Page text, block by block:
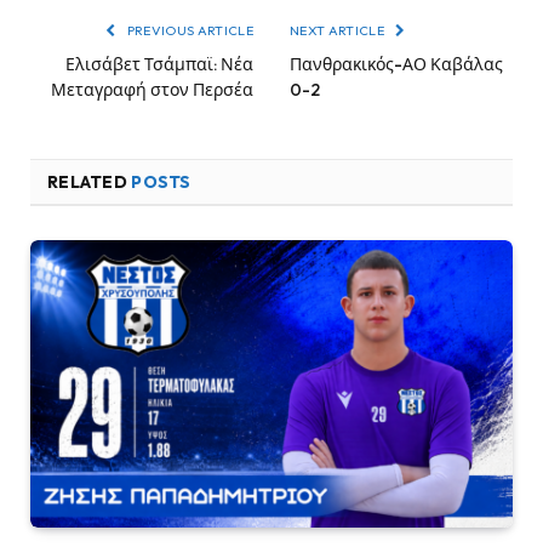
PREVIOUS ARTICLE
Ελισάβετ Τσάμπαϊ: Νέα
Μεταγραφή στον Περσέα
NEXT ARTICLE
Πανθρακικός-ΑΟ Καβάλας
0-2
RELATED POSTS